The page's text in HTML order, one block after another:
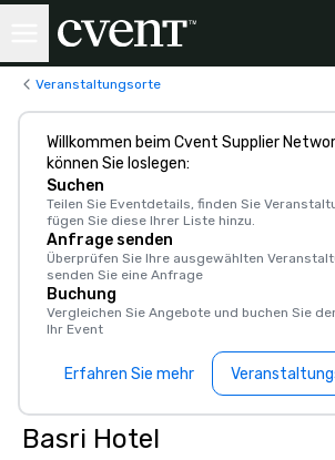
Veranstaltungsorte
Willkommen beim Cvent Supplier
können Sie loslegen:
Suchen
Teilen Sie Eventdetails, finden Sie
fügen Sie diese Ihrer Liste hinzu.
Anfrage senden
Überprüfen Sie Ihre ausgewählten
senden Sie eine Anfrage
Buchung
Vergleichen Sie Angebote und buchen Sie
Ihr Event
Erfahren Sie mehr
Basri Hotel